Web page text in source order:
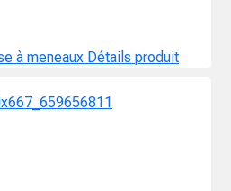
à meneaux Détails produit